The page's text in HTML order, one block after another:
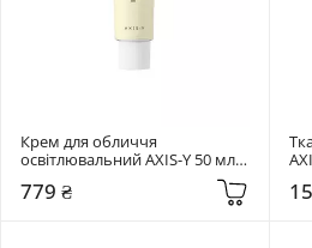
Крем для обличчя
освітлювальний AXIS-Y 50 мл
TXA 2.5% Intensive Brightening
Cream
779 ₴